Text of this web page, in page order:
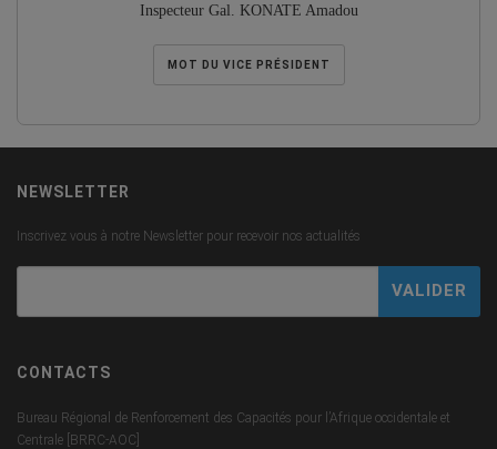
Inspecteur Gal. KONATE Amadou
MOT DU VICE PRÉSIDENT
NEWSLETTER
Inscrivez vous à notre Newsletter pour recevoir nos actualités
CONTACTS
Bureau Régional de Renforcement des Capacités pour l’Afrique occidentale et
Centrale [BRRC-AOC]